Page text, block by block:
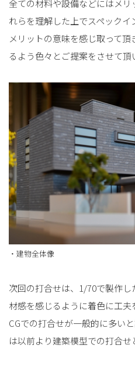
全ての材料や設備などにはメ
れらを理解した上でスペック
メリットの意味を感じ取って
るよう色々とご提案をさせて頂
・建物全体像
次回の打合せは、1/70で製作
材感を感じるように着色に工
CGでの打合せが一般的に多い
は以前より建築模型での打合せ